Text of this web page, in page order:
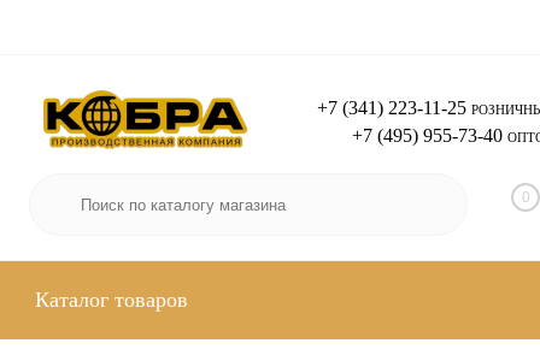
Вход Регистрация
+7 (341) 223-11-25
+7 (495) 955-73-40
0
Каталог товаров